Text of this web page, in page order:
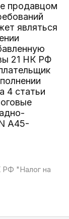
продавцом
являться
21 НК РФ
4 статьи
А45-
РФ "Налог на